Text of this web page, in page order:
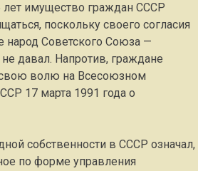
лет имущество граждан СССР
поскольку своего согласия
народ Советского Союза —
давал. Напротив, граждане
волю на Всесоюзном
17 марта 1991 года о
собственности в СССР означал,
по форме управления